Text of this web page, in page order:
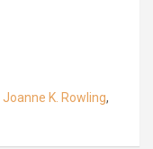
Joanne K. Rowling,